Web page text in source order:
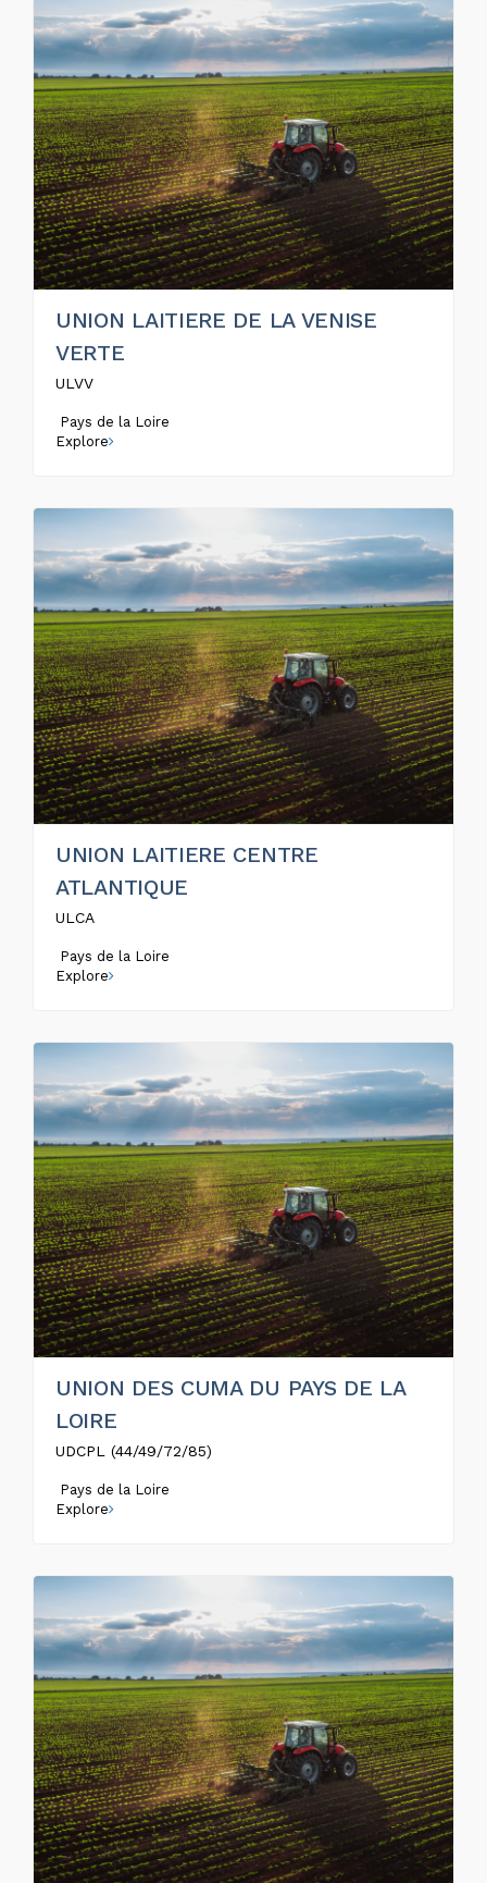
UNION LAITIERE DE LA VENISE
VERTE
ULVV
Pays de la Loire
Explore
UNION LAITIERE CENTRE
ATLANTIQUE
ULCA
Pays de la Loire
Explore
UNION DES CUMA DU PAYS DE LA
LOIRE
UDCPL (44/49/72/85)
Pays de la Loire
Explore